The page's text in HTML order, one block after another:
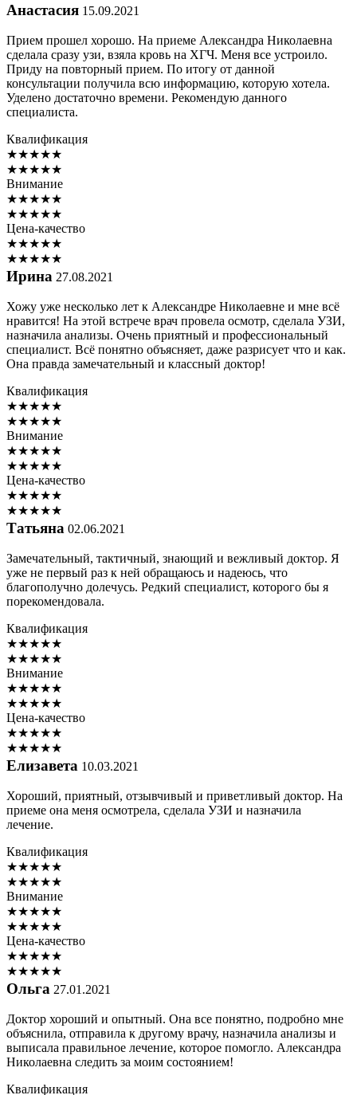
Анастасия 15.09.2021
Прием прошел хорошо. На приеме Александра Николаевна
сделала сразу узи, взяла кровь на ХГЧ. Меня все устроило.
Приду на повторный прием. По итогу от данной
консультации получила всю информацию, которую хотела.
Уделено достаточно времени. Рекомендую данного
специалиста.
Квалификация
★★★★★
★★★★★
Внимание
★★★★★
★★★★★
Цена-качество
★★★★★
★★★★★
Ирина 27.08.2021
Хожу уже несколько лет к Александре Николаевне и мне всё
нравится! На этой встрече врач провела осмотр, сделала УЗИ,
назначила анализы. Очень приятный и профессиональный
специалист. Всё понятно объясняет, даже разрисует что и как.
Она правда замечательный и классный доктор!
Квалификация
★★★★★
★★★★★
Внимание
★★★★★
★★★★★
Цена-качество
★★★★★
★★★★★
Татьяна 02.06.2021
Замечательный, тактичный, знающий и вежливый доктор. Я
уже не первый раз к ней обращаюсь и надеюсь, что
благополучно долечусь. Редкий специалист, которого бы я
порекомендовала.
Квалификация
★★★★★
★★★★★
Внимание
★★★★★
★★★★★
Цена-качество
★★★★★
★★★★★
Елизавета 10.03.2021
Хороший, приятный, отзывчивый и приветливый доктор. На
приеме она меня осмотрела, сделала УЗИ и назначила
лечение.
Квалификация
★★★★★
★★★★★
Внимание
★★★★★
★★★★★
Цена-качество
★★★★★
★★★★★
Ольга 27.01.2021
Доктор хороший и опытный. Она все понятно, подробно мне
объяснила, отправила к другому врачу, назначила анализы и
выписала правильное лечение, которое помогло. Александра
Николаевна следить за моим состоянием!
Квалификация